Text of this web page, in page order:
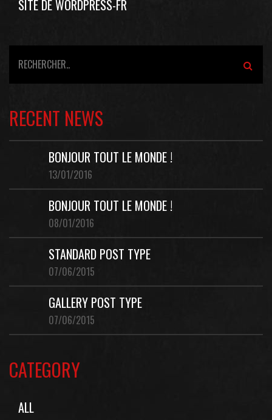
SITE DE WORDPRESS-FR
RECENT NEWS
BONJOUR TOUT LE MONDE !
13/01/2016
BONJOUR TOUT LE MONDE !
08/01/2016
STANDARD POST TYPE
07/06/2015
GALLERY POST TYPE
07/06/2015
CATEGORY
ALL